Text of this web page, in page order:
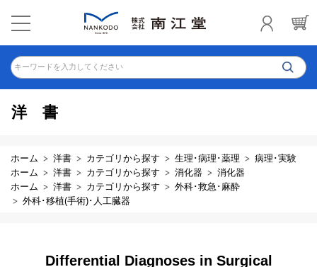
キーワードを入力してください
洋書
ホーム 洋書 カテゴリから探す 生理･病理･薬理
病理･実験
ホーム
洋書 カテゴリから探す 消化器
消化器
ホーム
洋書 カテゴリから探す
外科･救急･麻酔
外科･移植(手術)･人工臓器
Differential Diagnoses in Surgical